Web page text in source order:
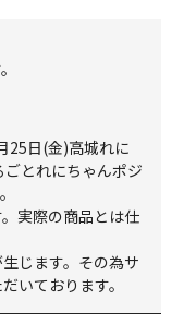
25日(金)高城れに
とれにちゃんポジ
実際の商品とは仕
じます。その為サ
いております。